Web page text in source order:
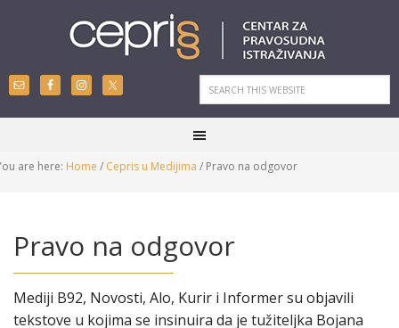
are here: Home / Cepris u Medijima / Pravo na odgovor
Pravo na odgovor
Mediji B92, Novosti, Alo, Kurir i Informer su objavili
tekstove u kojima se insinuira da je tužiteljka Bojana